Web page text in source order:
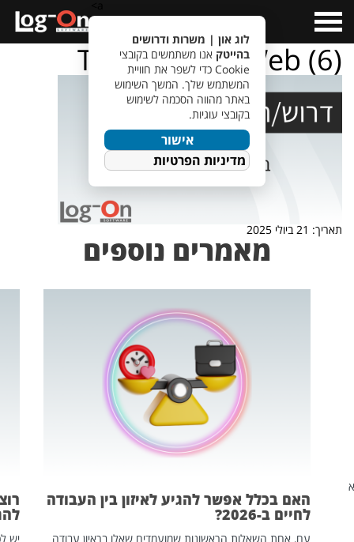
Menu
TempletJobsWeb (6)
תאריך: 21 ביולי 2025
מאמרים נוספים
האם בכלל אפשר להגיע לאיזון בין העבודה
לחיים ב-2026?
עם, אחת השאלות הראשונות שמועמדים שאלו בראיון עבודה
יש
לוג און | משרות ודרושים
בהייטק אנו משתמשים בקובצי
Cookie כדי לשפר את חוויית
המשתמש שלך. המשך השימוש
באתר מהווה הסכמה לשימוש
בקובצי עוגיות.
אישור
מדיניות הפרטיות